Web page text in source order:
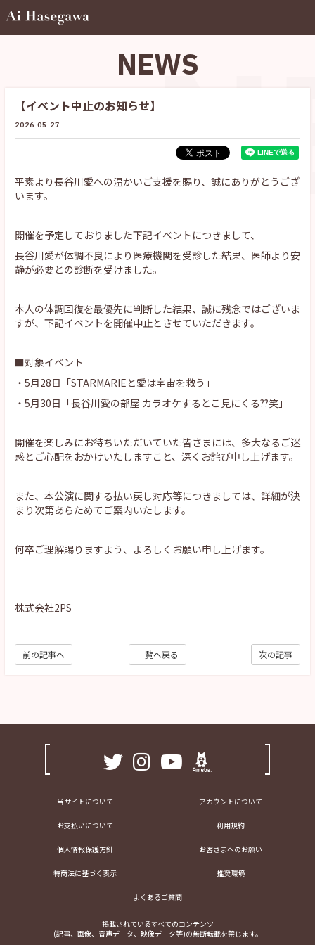
NEWS
【イベント中止のお知らせ】
2026.05.27
平素より長谷川愛への温かいご支援を賜り、誠にありがとうござ
います。
開催を予定しておりました下記イベントにつきまして、
長谷川愛が体調不良により医療機関を受診した結果、医師より安
静が必要との診断を受けました。
本人の体調回復を最優先に判断した結果、誠に残念ではございま
すが、下記イベントを開催中止とさせていただきます。
■対象イベント
・5月28日「STARMARIEと愛は宇宙を救う」
・5月30日「長谷川愛の部屋 カラオケするとこ見にくる??笑」
開催を楽しみにお待ちいただいていた皆さまには、多大なるご迷
惑とご心配をおかけいたしますこと、深くお詫び申し上げます。
また、本公演に関する払い戻し対応等につきましては、詳細が決
まり次第あらためてご案内いたします。
何卒ご理解賜りますよう、よろしくお願い申し上げます。
株式会社2PS
次の記事
一覧へ戻る
前の記事へ
当サイトについて アカウントについて
お支払いについて 利用規約
個人情報保護方針 お客さまへのお願い
特商法に基づく表示 推奨環境
よくあるご質問
掲載されているすべてのコンテンツ
(記事、画像、音声データ、映像データ等)の無断転載を禁じます。